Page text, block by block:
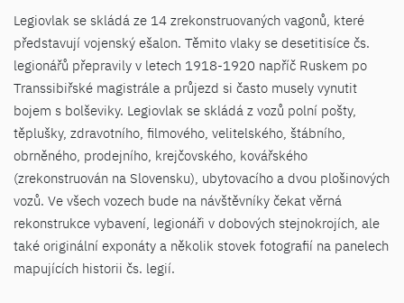
Legiovlak se skládá ze 14 zrekonstruovaných vagonů, které
představují vojenský ešalon. Těmito vlaky se desetitisíce čs.
legionářů přepravily v letech 1918-1920 napříč Ruskem po
Transsibiřské magistrále a průjezd si často musely vynutit
bojem s bolševiky. Legiovlak se skládá z vozů polní pošty,
těplušky, zdravotního, filmového, velitelského, štábního,
obrněného, prodejního, krejčovského, kovářského
(zrekonstruován na Slovensku), ubytovacího a dvou plošinových
vozů. Ve všech vozech bude na návštěvníky čekat věrná
rekonstrukce vybavení, legionáři v dobových stejnokrojích, ale
také originální exponáty a několik stovek fotografií na panelech
mapujících historii čs. legií.